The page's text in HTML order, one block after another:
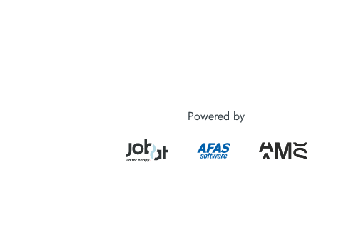
Powered by